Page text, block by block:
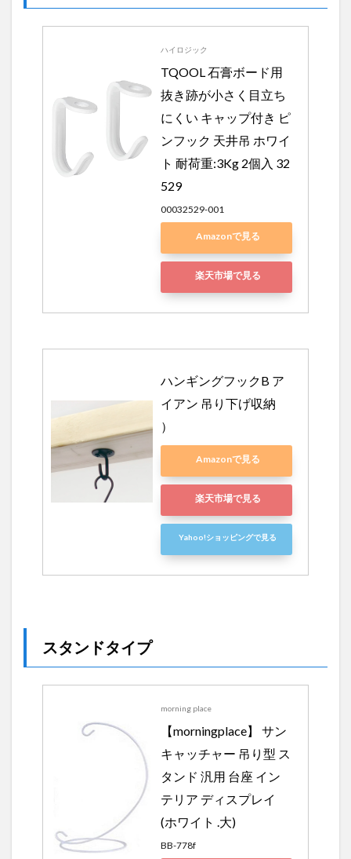
ハイロジック
TQOOL 石膏ボード用
抜き跡が小さく目立ち
にくい キャップ付き ピ
ンフック 天井吊 ホワイ
ト 耐荷重:3Kg 2個入 32
529
00032529-001
Amazonで見る
楽天市場で見る
ハンギングフックB ア
イアン 吊り下げ収納
）
Amazonで見る
楽天市場で見る
Yahoo!ショッピングで見る
スタンドタイプ
morning place
【morningplace】 サン
キャッチャー 吊り型 ス
タンド 汎用 台座 イン
テリア ディスプレイ
(ホワイト .大)
BB-778f